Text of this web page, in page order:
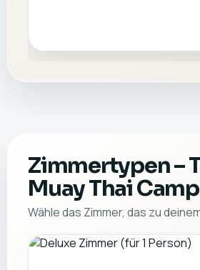
Zimmertypen–
Muay Thai
Wähle das Zimmer, das zu